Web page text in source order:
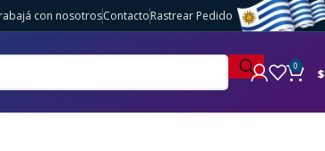
con nosotrosContactoRastrear Pedido
0 $